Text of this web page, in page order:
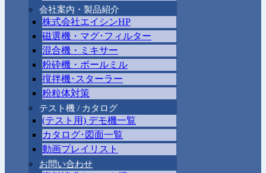
会社案内・製品紹介
株式会社エイシンHP
磁選機・マグ･フィルター
混合機・ミキサー
粉砕機・ボールミル
撹拌機･スターラー
粉粒体対策
テスト機 / カタログ
(テスト用) デモ機一覧
カタログ･図面一覧
動画プレイリスト
お問い合わせ